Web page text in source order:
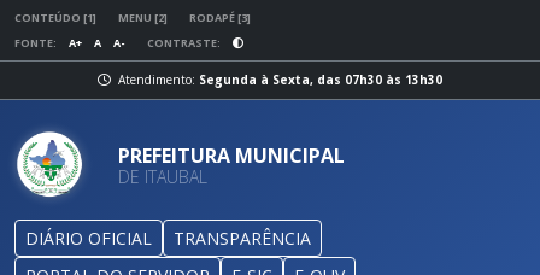
CONTEÚDO [1] MENU [2]
RODAPÉ [3]
FONTE:
A+ A A- CONTRASTE:
Atendimento: Segunda à Sexta, das 07h30 às 13h30
PREFEITURA MUNICIPAL
DE ITAUBAL
DIÁRIO OFICIAL
TRANSPARÊNCIA